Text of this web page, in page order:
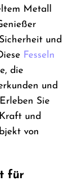
Metall
und
Fesseln
die
und
Sie
und
von
für